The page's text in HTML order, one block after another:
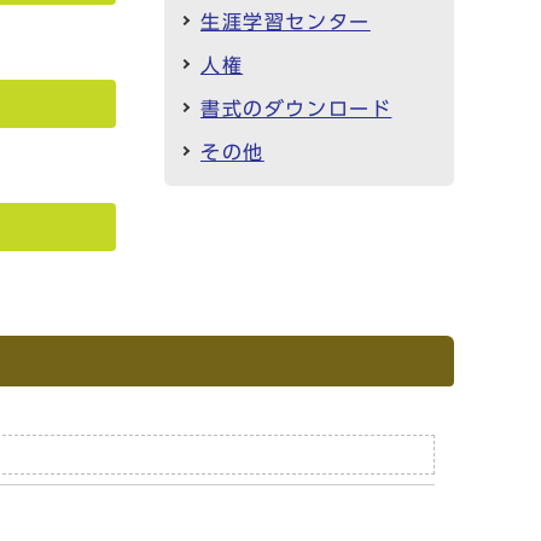
生涯学習センター
人権
書式のダウンロード
その他